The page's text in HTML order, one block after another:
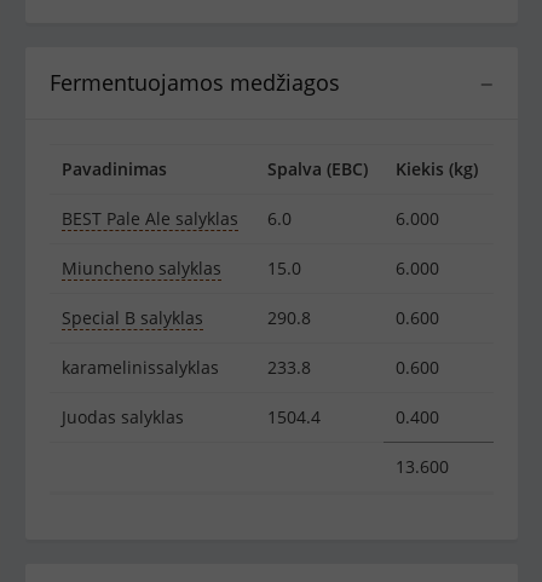
−
Fermentuojamos medžiagos
Pavadinimas Spalva (EBC) Kiekis (kg)
BEST Pale Ale salyklas 6.0 6.000
Miuncheno salyklas 15.0 6.000
Special B salyklas 290.8 0.600
karamelinissalyklas 233.8 0.600
Juodas salyklas 1504.4 0.400
13.600